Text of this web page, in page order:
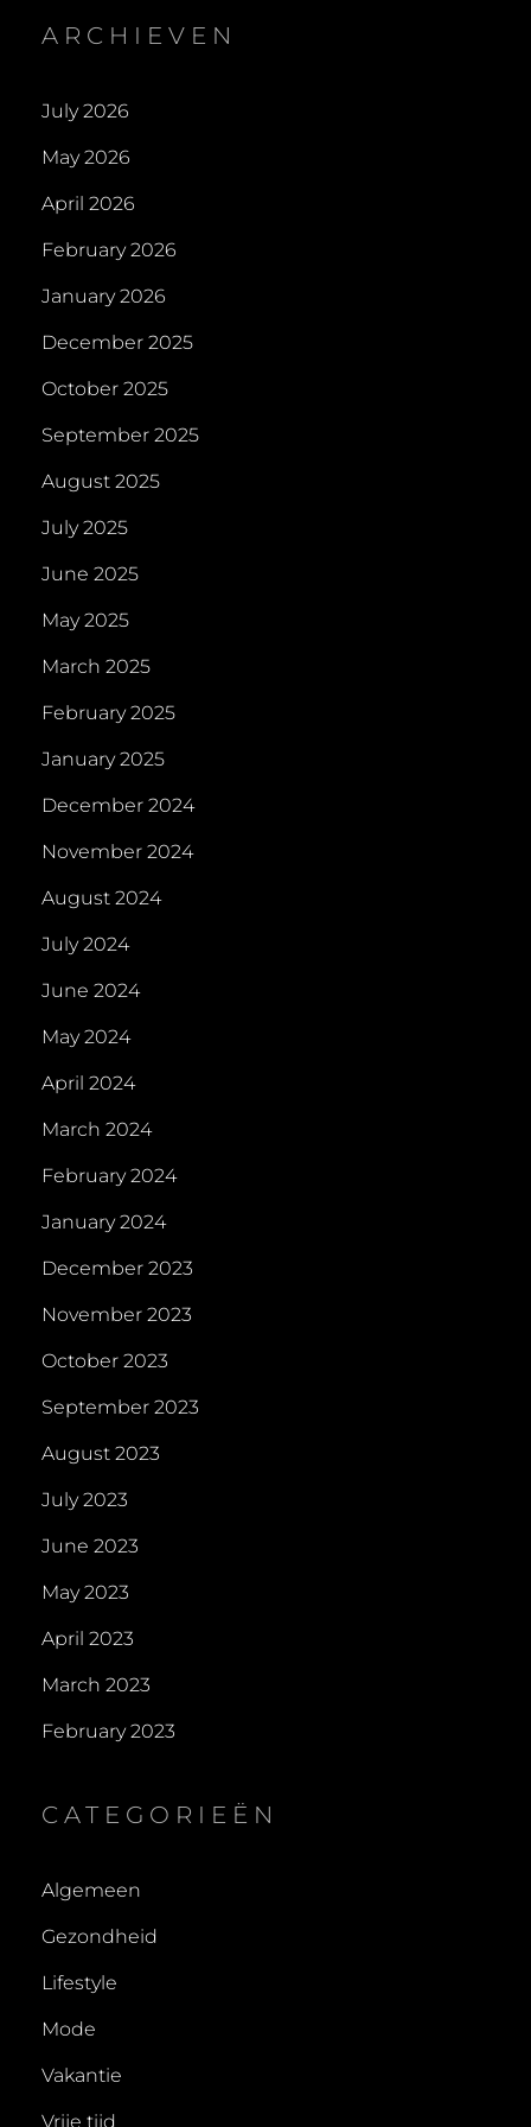
ARCHIEVEN
July 2026
May 2026
April 2026
February 2026
January 2026
December 2025
October 2025
September 2025
August 2025
July 2025
June 2025
May 2025
March 2025
February 2025
January 2025
December 2024
November 2024
August 2024
July 2024
June 2024
May 2024
April 2024
March 2024
February 2024
January 2024
December 2023
November 2023
October 2023
September 2023
August 2023
July 2023
June 2023
May 2023
April 2023
March 2023
February 2023
CATEGORIEËN
Algemeen
Gezondheid
Lifestyle
Mode
Vakantie
Vrije tijd